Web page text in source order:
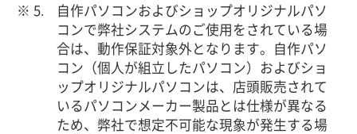
自作パソコンおよびショップオリジナルパソ
コンで弊社システムのご使用をされている場
合は、動作保証対象外となります。自作パソ
コン（個人が組立したパソコン）およびショ
ップオリジナルパソコンは、店頭販売されて
いるパソコンメーカー製品とは仕様が異なる
ため、弊社で想定不可能な現象が発生する場